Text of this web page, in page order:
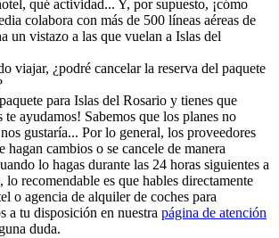
qué actividad... Y, por supuesto, ¡cómo
colabora con más de 500 líneas aéreas de
un vistazo a las que vuelan a Islas del
viajar, ¿podré cancelar la reserva del paquete
para Islas del Rosario y tienes que
te ayudamos! Sabemos que los planes no
gustaría... Por lo general, los proveedores
hagan cambios o se cancele de manera
lo hagas durante las 24 horas siguientes a
lo recomendable es que hables directamente
o agencia de alquiler de coches para
a tu disposición en nuestra página de atención
duda.